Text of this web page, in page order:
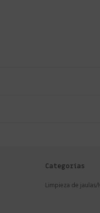
Categorías
Limpieza de